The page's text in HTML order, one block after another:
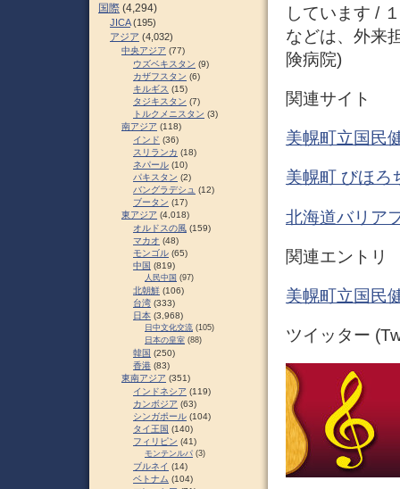
しています /
などは、外来
険病院)
関連サイト
美幌町立国民
美幌町 びほろ
北海道バリア
関連エントリ
美幌町立国民
ツイッター
国際 (4,294)
JICA(195)
アジア (4,032)
中央アジア (77)
ウズベキスタン (9)
カザフスタン (6)
キルギス (15)
タジキスタン (7)
トルクメニスタン (3)
南アジア (118)
インド (36)
スリランカ (18)
ネパール (10)
パキスタン (2)
バングラデシュ (12)
ブータン (17)
東アジア (4,018)
オルドスの風 (159)
マカオ (48)
モンゴル (65)
中国 (819)
人民中国 (97)
北朝鮮 (106)
台湾 (333)
日本 (3,968)
日中文化交流 (105)
日本の皇室 (88)
韓国 (250)
香港 (83)
東南アジア (351)
インドネシア (119)
カンボジア (63)
シンガポール (104)
タイ王国 (140)
フィリピン (41)
モンテンルパ (3)
ブルネイ (14)
ベトナム (104)